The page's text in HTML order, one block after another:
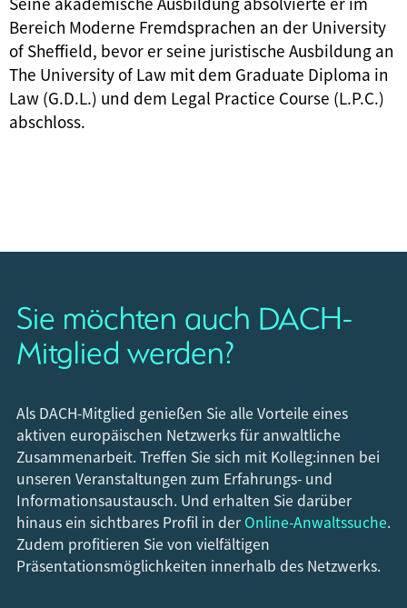
Bereich Moderne Fremdsprachen an der University
of Sheffield, bevor er seine juristische Ausbildung an
The University of Law mit dem Graduate Diploma in
Law (G.D.L.) und dem Legal Practice Course (L.P.C.)
abschloss.
Sie möchten auch DACH-
Mitglied werden?
Als DACH-Mitglied genießen Sie alle Vorteile eines
aktiven europäischen Netzwerks für anwaltliche
Zusammenarbeit. Treffen Sie sich mit Kolleg:innen bei
unseren Veranstaltungen zum Erfahrungs- und
Informationsaustausch. Und erhalten Sie darüber
hinaus ein sichtbares Profil in der Online-Anwaltssuche.
Zudem profitieren Sie von vielfältigen
Präsentationsmöglichkeiten innerhalb des Netzwerks.